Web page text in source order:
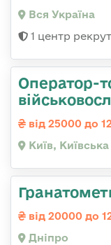
Вся Україна
1 центр
Оператор-
від 25000 до
Київ,
від 20000 до
Дніпро